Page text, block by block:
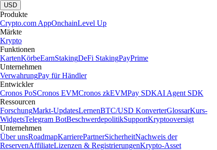
USD
Produkte
Crypto.com AppOnchainLevel Up
Märkte
Krypto
Funktionen
KartenKörbeEarnStakingDeFi StakingPayPrime
Unternehmen
VerwahrungPay für Händler
Entwickler
Cronos PoSCronos EVMCronos zkEVMPay SDKAI Agent SDK
Ressourcen
ForschungMarkt-UpdatesLernenBTC/USD KonverterGlossarKurs-
WidgetsTelegram BotBeschwerdepolitikSupportKryptooversigt
Unternehmen
Über unsRoadmapKarrierePartnerSicherheitNachweis der
ReservenAffiliateLizenzen & RegistrierungenKrypto-Asset